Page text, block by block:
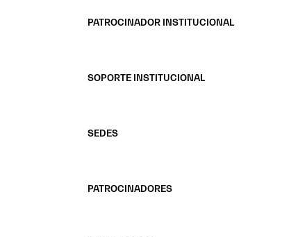
PATROCINADOR INSTITUCIONAL
SOPORTE INSTITUCIONAL
SEDES
PATROCINADORES